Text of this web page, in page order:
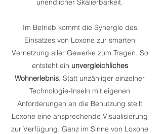
unendlicher Skalierbarkeit.
Im Betrieb kommt die Synergie des
Einsatzes von Loxone zur smarten
Vernetzung aller Gewerke zum Tragen. So
entsteht ein unvergleichliches
Wohnerlebnis. Statt unzähliger einzelner
Technologie-Inseln mit eigenen
Anforderungen an die Benutzung stellt
Loxone eine ansprechende Visualisierung
zur Verfügung. Ganz im Sinne von Loxone